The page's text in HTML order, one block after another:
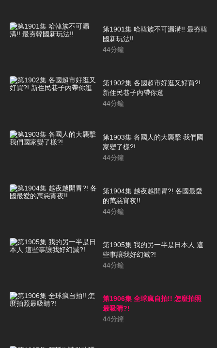
第1901集 哈韓族不可漏溝!! 最夯韓
國新玩法!!
44分鐘
第1902集 各國超市好逛又好買?!
新住民巷子內帶你逛
44分鐘
第1903集 各國人的大襲擊 我們國
家變了樣?!
44分鐘
第1904集 越夜越開胃?! 各國最愛
的萬惡宵夜!!
44分鐘
第1905集 我的另一半是日本人 這
些事讓我好幻滅?!
44分鐘
第1906集 全球瘋自拍!! 怎麼拍照
最吸睛?!
44分鐘